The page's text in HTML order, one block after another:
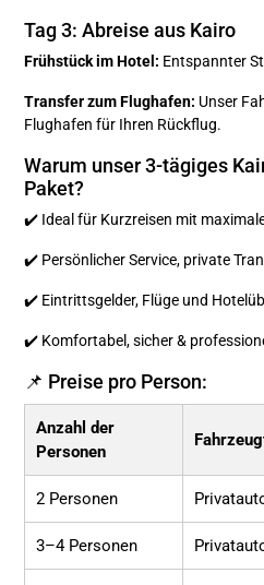
Tag 3: Abreise aus Kairo
Frühstück im Hotel: Entspannter
Transfer zum Flughafen: Unser
Flughafen für Ihren Rückflug.
Warum unser 3-tägiges
Paket?
✔️ Ideal für Kurzreisen mit
✔️ Persönlicher Service, private
✔️ Eintrittsgelder, Flüge und
✔️ Komfortabel, sicher &
📌 Preise pro Person:
Anzahl der
Personen
2 Personen
3–4 Personen